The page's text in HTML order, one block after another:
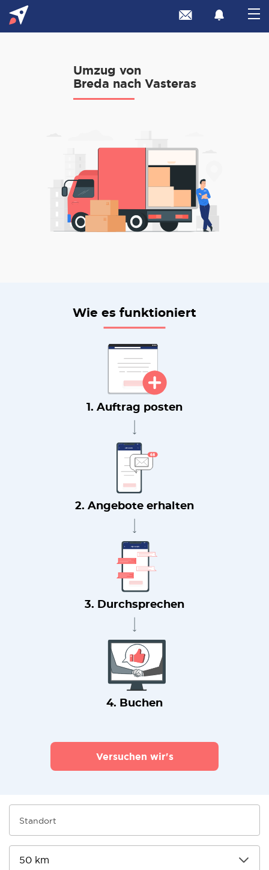
Umzug von
Breda nach Vasteras
Wie es funktioniert
1. Auftrag posten
2. Angebote erhalten
3. Durchsprechen
4. Buchen
Versuchen wir's